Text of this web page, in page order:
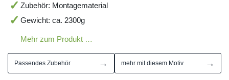
Zubehör: Montagematerial
Gewicht: ca. 2300g
Mehr zum Produkt …
Passendes Zubehör → mehr mit diesem Motiv →